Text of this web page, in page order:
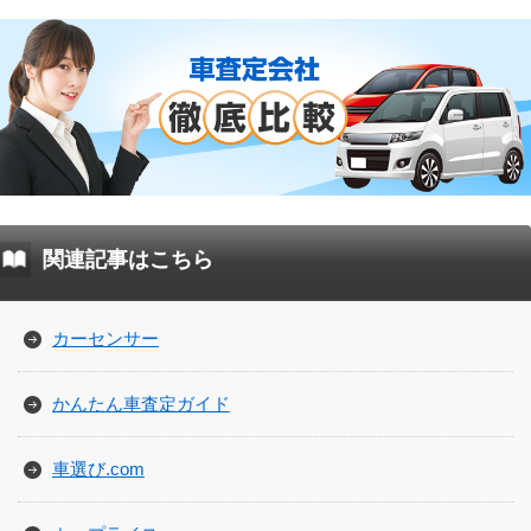
関連記事はこちら
カーセンサー
かんたん車査定ガイド
車選び.com